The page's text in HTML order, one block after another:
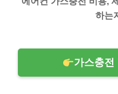
하는
가스충전